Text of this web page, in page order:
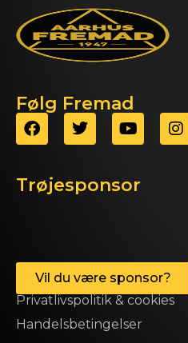
Følg Fremad
Trøjesponsor
Vil du være sponsor?
Privatlivspolitik & cookies
Handelsbetingelser